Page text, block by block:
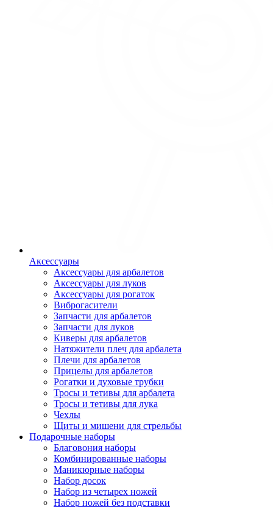
Аксессуары
Аксессуары для арбалетов
Аксессуары для луков
Аксессуары для рогаток
Виброгасители
Запчасти для арбалетов
Запчасти для луков
Киверы для арбалетов
Натяжители плеч для арбалета
Плечи для арбалетов
Прицелы для арбалетов
Рогатки и духовые трубки
Тросы и тетивы для арбалета
Тросы и тетивы для лука
Чехлы
Щиты и мишени для стрельбы
Подарочные наборы
Благовония наборы
Комбинированные наборы
Маникюрные наборы
Набор досок
Набор из четырех ножей
Набор ножей без подставки